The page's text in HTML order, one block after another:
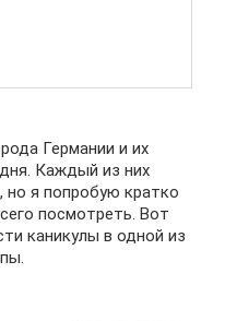
Германии и их
Каждый из них
но я попробую кратко
посмотреть. Вот
каникулы в одной из